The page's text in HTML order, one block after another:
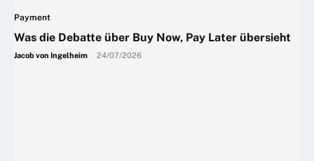
Payment
Was die Debatte über Buy Now, Pay Later übersieht
Jacob von Ingelheim 24/07/2026